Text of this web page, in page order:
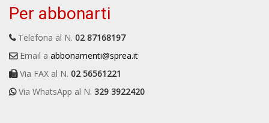
Per abbonarti
Telefona al N. 02 87168197
Email a abbonamenti@sprea.it
Via FAX al N. 02 56561221
Via WhatsApp al N. 329 3922420